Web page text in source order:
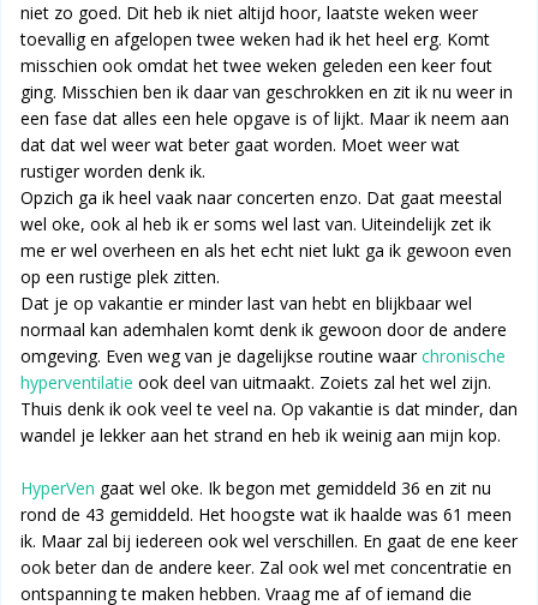
niet zo goed. Dit heb ik niet altijd hoor, laatste weken weer
toevallig en afgelopen twee weken had ik het heel erg. Komt
misschien ook omdat het twee weken geleden een keer fout
ging. Misschien ben ik daar van geschrokken en zit ik nu weer in
een fase dat alles een hele opgave is of lijkt. Maar ik neem aan
dat dat wel weer wat beter gaat worden. Moet weer wat
rustiger worden denk ik.
Opzich ga ik heel vaak naar concerten enzo. Dat gaat meestal
wel oke, ook al heb ik er soms wel last van. Uiteindelijk zet ik
me er wel overheen en als het echt niet lukt ga ik gewoon even
op een rustige plek zitten.
Dat je op vakantie er minder last van hebt en blijkbaar wel
normaal kan ademhalen komt denk ik gewoon door de andere
omgeving. Even weg van je dagelijkse routine waarchronische
hyperventilatie ook deel van uitmaakt. Zoiets zal het wel zijn.
Thuis denk ik ook veel te veel na. Op vakantie is dat minder, dan
wandel je lekker aan het strand en heb ik weinig aan mijn kop.
HyperVen gaat wel oke. Ik begon met gemiddeld 36 en zit nu
rond de 43 gemiddeld. Het hoogste wat ik haalde was 61 meen
ik. Maar zal bij iedereen ook wel verschillen. En gaat de ene keer
ook beter dan de andere keer. Zal ook wel met concentratie en
ontspanning te maken hebben. Vraag me af of iemand die